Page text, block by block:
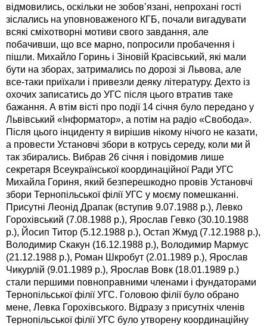
відмовились, оскільки не зобов’язані, непрохані гості
зіслались на уповноваженого КГБ, почали вигадувати
всякі сміхотворні мотиви свого завдання, але
побачивши, що все марно, попросили пробачення і
пішли. Михайло Горинь і Зіновій Красівський, які мали
бути на зборах, затримались по дорозі зі Львова, але
все-таки приїхали і привезли деяку літературу. Дехто із
охочих записатись до УГС після цього втратив таке
бажання. А втім вісті про події 14 січня було передано у
Львівський «Інформатор», а потім на радіо «Свобода».
Після цього інциденту я вирішив нікому нічого не казати,
а провести Установчі збори в котрусь середу, коли ми й
так збирались. Вибрав 26 січня і повідомив лише
секретаря Всеукраїнської координаційної Ради УГС
Михайла Гориня, який безперешкодно провів Установчі
збори Тернопільської філії УГС у моєму помешканні.
Присутні Леонід Драпак (вступив 9.07.1988 р.), Левко
Горохівський (7.08.1988 р.), Ярослав Гевко (30.10.1988
р.), Йосип Титор (5.12.1988 р.), Остап Жмуд (7.12.1988 р.),
Володимир Скакун (16.12.1988 р.), Володимир Мармус
(21.12.1988 р.), Роман Шкробут (2.01.1989 р.), Ярослав
Чикурлій (9.01.1989 р.), Ярослав Вовк (18.01.1989 р.)
стали першими повноправними членами і фундаторами
Тернопільської філії УГС. Головою філії було обрано
мене, Левка Горохівського. Відразу з присутніх членів
Тернопільської філії УГС було утворену координаційну